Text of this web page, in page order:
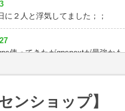
チロクが使いやすい
と色々教えて頂きありがとうござ
に２人と浮気してました；；
使ってきたがgpsnextが最強かも
ンショップ】